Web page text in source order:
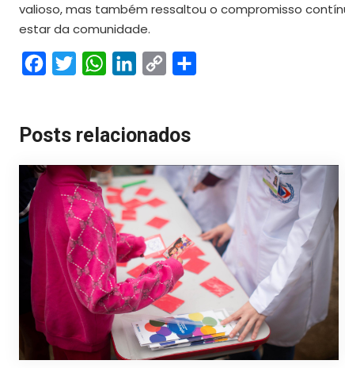
valioso, mas também ressaltou o compromisso
estar da comunidade.
FacebookTwitterWhatsAppLinkedIn
Copy
Posts relacionados